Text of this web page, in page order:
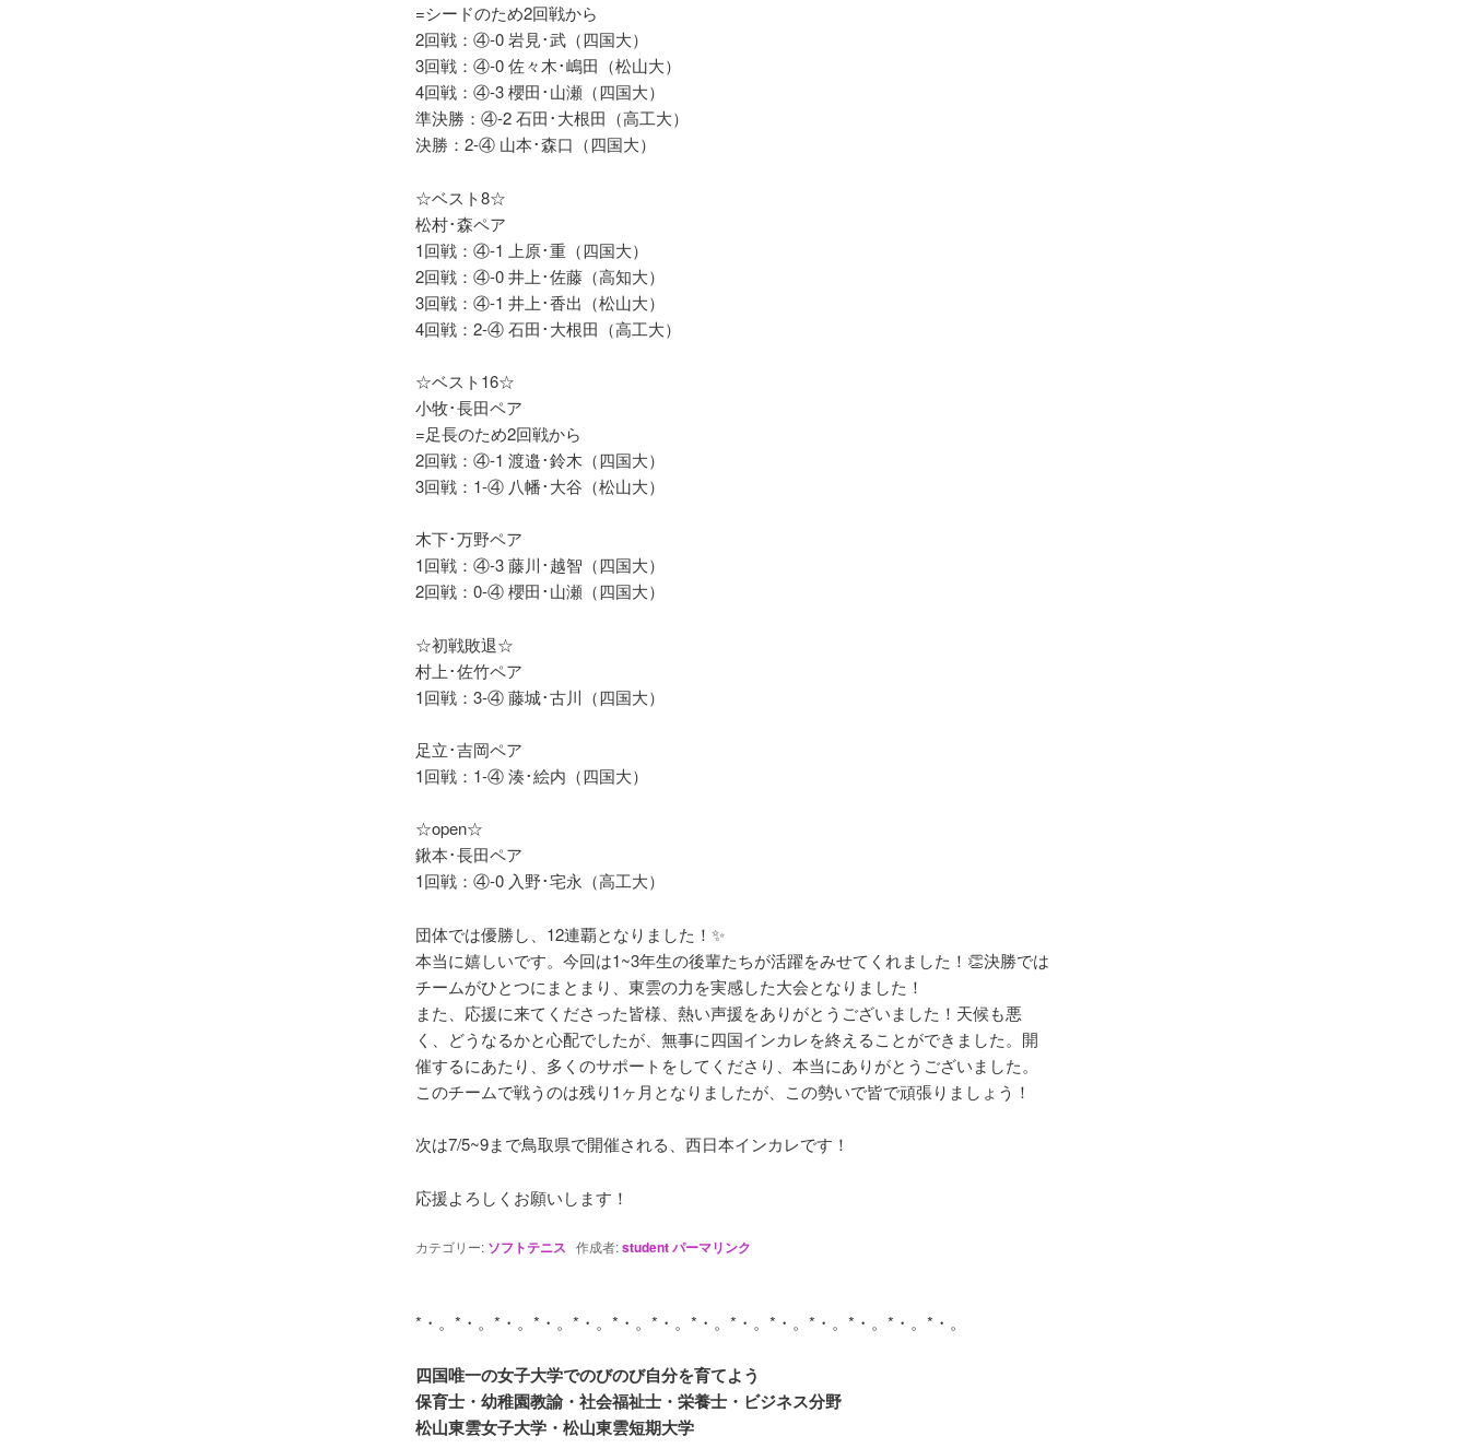
=シードのため2回戦から
2回戦：④-0 岩見･武（四国大）
3回戦：④-0 佐々木･嶋田（松山大）
4回戦：④-3 櫻田･山瀬（四国大）
準決勝：④-2 石田･大根田（高工大）
決勝：2-④ 山本･森口（四国大）
☆ベスト8☆
松村･森ペア
1回戦：④-1 上原･重（四国大）
2回戦：④-0 井上･佐藤（高知大）
3回戦：④-1 井上･香出（松山大）
4回戦：2-④ 石田･大根田（高工大）
☆ベスト16☆
小牧･長田ペア
=足長のため2回戦から
2回戦：④-1 渡邉･鈴木（四国大）
3回戦：1-④ 八幡･大谷（松山大）
木下･万野ペア
1回戦：④-3 藤川･越智（四国大）
2回戦：0-④ 櫻田･山瀬（四国大）
☆初戦敗退☆
村上･佐竹ペア
1回戦：3-④ 藤城･古川（四国大）
足立･吉岡ペア
1回戦：1-④ 湊･絵内（四国大）
☆open☆
鍬本･長田ペア
1回戦：④-0 入野･宅永（高工大）
団体では優勝し、12連覇となりました！✨
本当に嬉しいです。今回は1~3年生の後輩たちが活躍をみせてくれました！👏決勝では
チームがひとつにまとまり、東雲の力を実感した大会となりました！
また、応援に来てくださった皆様、熱い声援をありがとうございました！天候も悪
く、どうなるかと心配でしたが、無事に四国インカレを終えることができました。開
催するにあたり、多くのサポートをしてくださり、本当にありがとうございました。
このチームで戦うのは残り1ヶ月となりましたが、この勢いで皆で頑張りましょう！
次は7/5~9まで鳥取県で開催される、西日本インカレです！
応援よろしくお願いします！
カテゴリー: ソフトテニス 作成者:studentパーマリンク
四国唯一の女子大学でのびのび自分を育てよう
保育士・幼稚園教諭・社会福祉士・栄養士・ビジネス分野
松山東雲女子大学・松山東雲短期大学